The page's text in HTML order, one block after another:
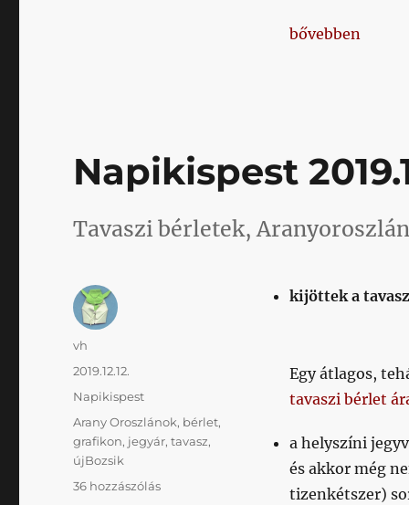
„Ontivero a
bővebben
Napikispest
Tavaszi bérletek,
kijöttek a
Egy átlagos,
tavaszi bérlet
a helyszíni
és akkor még
tizenkétszer)
Szerző
vh
Közzétéve
2019.12.12.
Kategória
Napikispest
Címke
Arany Oroszlánok, bérlet,
grafikon, jegyár,tavasz,
újBozsik
36 hozzászólásNapikispest